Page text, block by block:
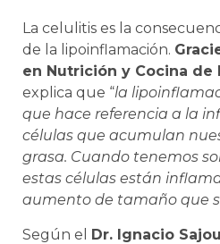
La celulitis es la
de la lipoinflamación.
en Nutrición y Cocina de
explica que “la
que hace referencia a la
células que acumulan
grasa. Cuando tenemos
estas células están
aumento de tamaño que
Según el Dr. Ignacio